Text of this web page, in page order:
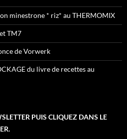
minestrone * riz* au THERMOMIX
TM7
de Vorwerk
du livre de recettes au
PUIS CLIQUEZ DANS LE